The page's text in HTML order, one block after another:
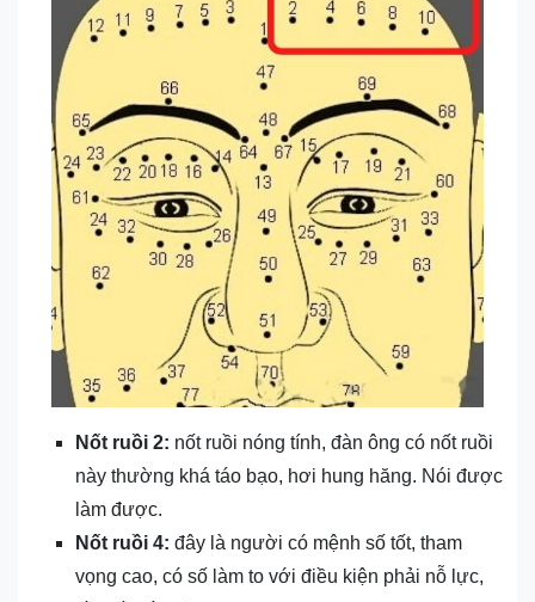
Nốt ruồi 2: nốt ruồi nóng tính, đàn ông có nốt ruồi
này thường khá táo bạo, hơi hung hăng. Nói được
làm được.
Nốt ruồi 4: đây là người có mệnh số tốt, tham
vọng cao, có số làm to với điều kiện phải nỗ lực,